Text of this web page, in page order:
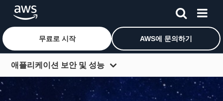
메인 콘텐츠로 건너뛰기
무료로 시작 AWS에 문의하기
애플리케이션 보안 및 성능